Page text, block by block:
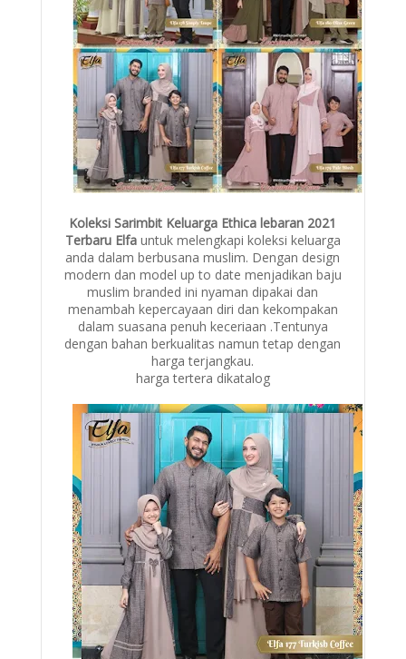
Koleksi Sarimbit Keluarga Ethica lebaran 2021
Terbaru Elfa untuk melengkapi koleksi keluarga
anda dalam berbusana muslim. Dengan design
modern dan model up to date menjadikan baju
muslim branded ini nyaman dipakai dan
menambah kepercayaan diri dan kekompakan
dalam suasana penuh keceriaan .Tentunya
dengan bahan berkualitas namun tetap dengan
harga terjangkau.
harga tertera dikatalog